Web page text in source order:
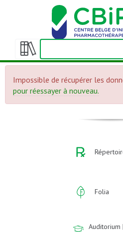
Afficher/masquer
table
des
Impossible de récupérer les
pour réessayer à nouveau.
Folia
Auditorium